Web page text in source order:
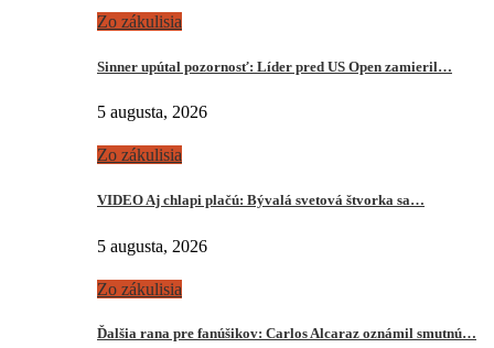
Zo zákulisia
Sinner upútal pozornosť: Líder pred US Open zamieril…
5 augusta, 2026
Zo zákulisia
VIDEO Aj chlapi plačú: Bývalá svetová štvorka sa…
5 augusta, 2026
Zo zákulisia
Ďalšia rana pre fanúšikov: Carlos Alcaraz oznámil smutnú…